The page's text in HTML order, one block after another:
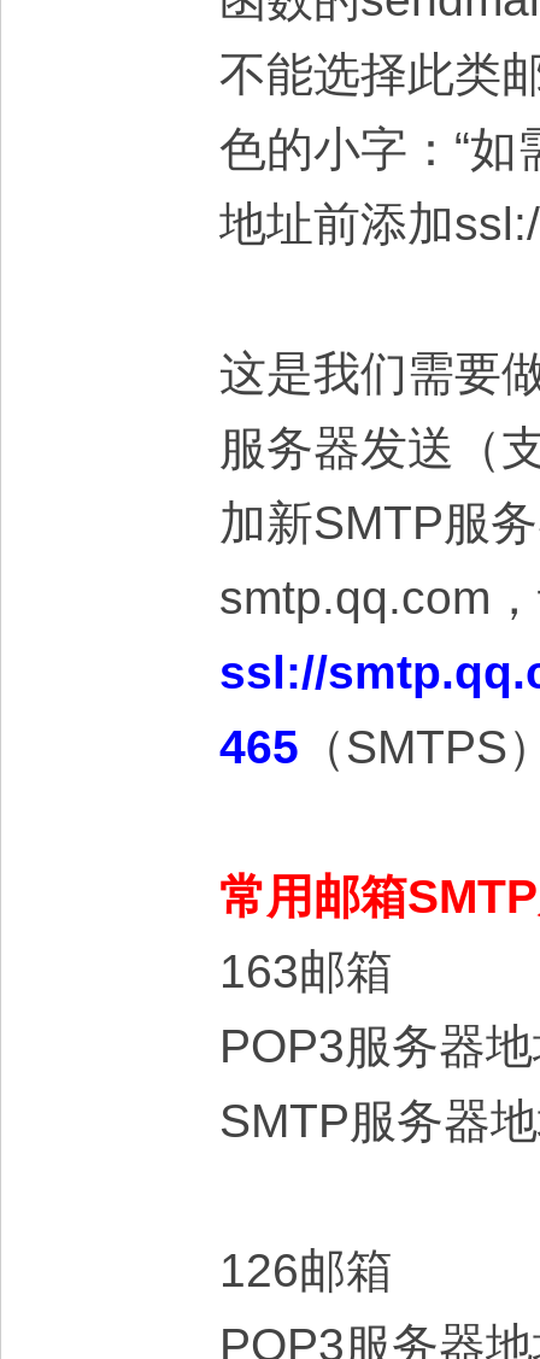
不能选择此类
色的小字：“
地址前添加
这是我们需要
服务器发送（
加新SMTP服
smtp.qq.com
ssl://
465 （SMTPS
常用邮箱
163邮箱
POP3服务器
SMTP服务器
126邮箱
POP3服务器